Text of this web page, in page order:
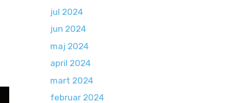
jul 2024
jun 2024
maj 2024
april 2024
mart 2024
februar 2024